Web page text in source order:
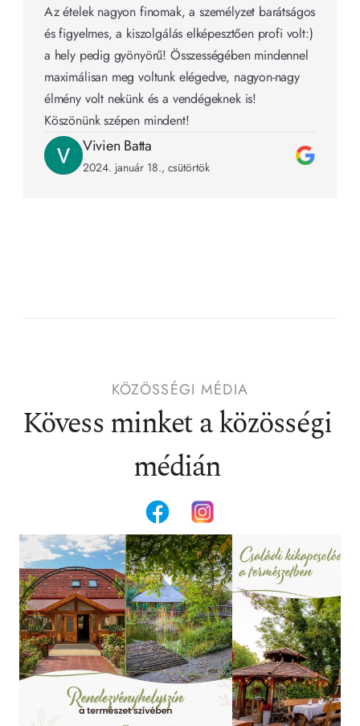
Az ételek nagyon finomak, a személyzet barátságos
és figyelmes, a kiszolgálás elképesztően profi volt:)
a hely pedig gyönyörű! Összességében mindennel
maximálisan meg voltunk elégedve, nagyon-nagy
élmény volt nekünk és a vendégeknek is!
Köszönünk szépen mindent!
Vivien Batta
2024. január 18., csütörtök
KÖZÖSSÉGI MÉDIA
Kövess minket a közösségi
médián